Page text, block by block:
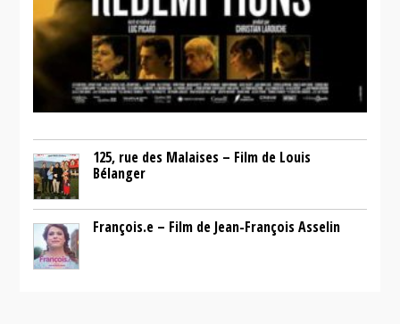
125, rue des Malaises – Film de Louis
Bélanger
François.e – Film de Jean-François Asselin